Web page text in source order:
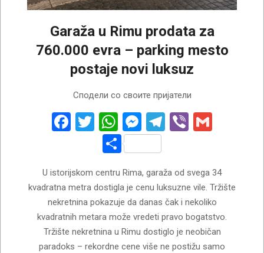
Garaža u Rimu prodata za
760.000 evra – parking mesto
postaje novi luksuz
Сподели со своите пријатели
Facebook
Twitter
WhatsApp
Messenger
Telegram
Viber
Share
U istorijskom centru Rima, garaža od svega 34
kvadratna metra dostigla je cenu luksuzne vile. Tržište
nekretnina pokazuje da danas čak i nekoliko
kvadratnih metara može vredeti pravo bogatstvo.
Tržište nekretnina u Rimu dostiglo je neobičan
paradoks – rekordne cene više ne postižu samo